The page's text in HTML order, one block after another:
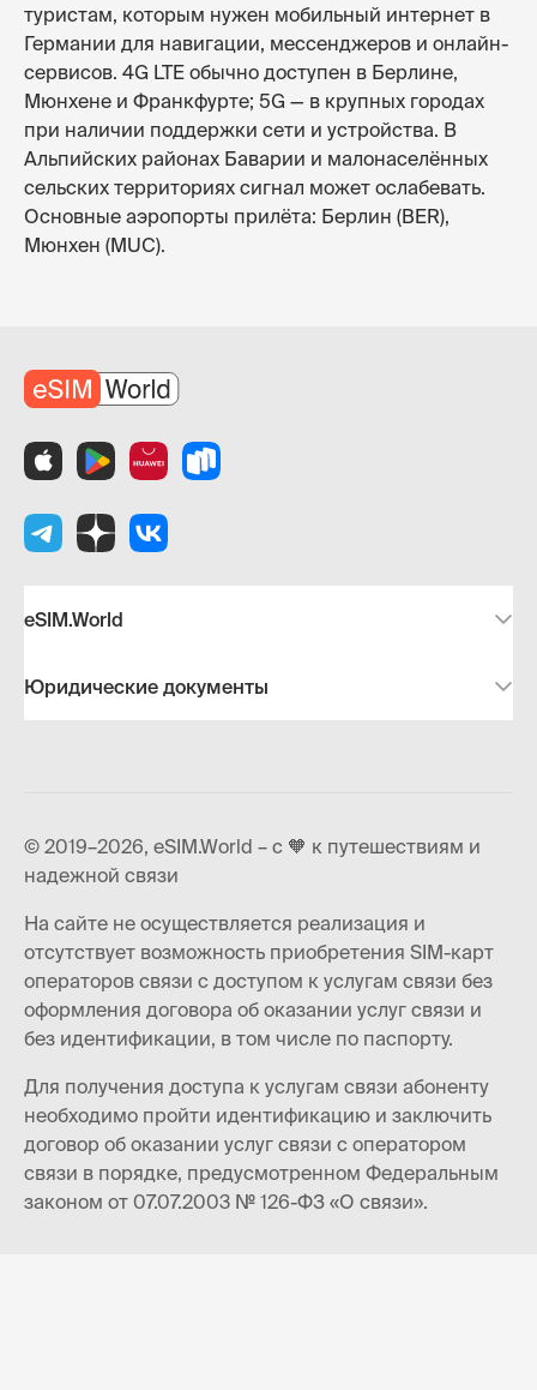
туристам, которым нужен мобильный интернет в
Германии для навигации, мессенджеров и онлайн-
сервисов. 4G LTE обычно доступен в Берлине,
Мюнхене и Франкфурте; 5G — в крупных городах
при наличии поддержки сети и устройства. В
Альпийских районах Баварии и малонаселённых
сельских территориях сигнал может ослабевать.
Основные аэропорты прилёта: Берлин (BER),
Мюнхен (MUC).
eSIM.World
Юридические документы
© 2019–2026, eSIM.World – с 🧡 к путешествиям и
надежной связи
На сайте не осуществляется реализация и
отсутствует возможность приобретения SIM-карт
операторов связи с доступом к услугам связи без
оформления договора об оказании услуг связи и
без идентификации, в том числе по паспорту.
Для получения доступа к услугам связи абоненту
необходимо пройти идентификацию и заключить
договор об оказании услуг связи с оператором
связи в порядке, предусмотренном Федеральным
законом от 07.07.2003 № 126-ФЗ «О связи».